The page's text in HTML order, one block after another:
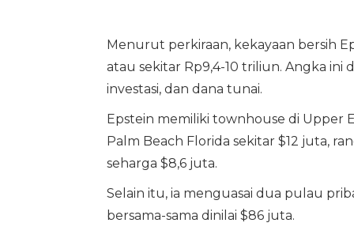
Menurut perkiraan, kekayaan bersih
atau sekitar Rp9,4-10 triliun. Angka ini
investasi, dan dana tunai.
Epstein memiliki townhouse di Upper
Palm Beach Florida sekitar $12 juta,
seharga $8,6 juta.
Selain itu, ia menguasai dua pulau
bersama-sama dinilai $86 juta.